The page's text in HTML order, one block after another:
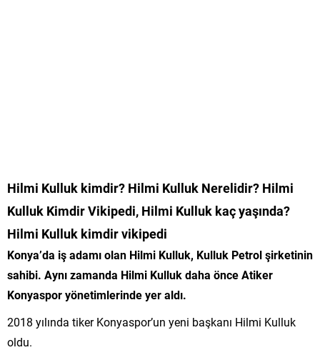
Hilmi Kulluk kimdir? Hilmi Kulluk Nerelidir? Hilmi
Kulluk Kimdir Vikipedi, Hilmi Kulluk kaç yaşında?
Hilmi Kulluk kimdir vikipedi
Konya’da iş adamı olan Hilmi Kulluk, Kulluk Petrol şirketinin
sahibi. Aynı zamanda Hilmi Kulluk daha önce Atiker
Konyaspor yönetimlerinde yer aldı.
2018 yılında tiker Konyaspor’un yeni başkanı Hilmi Kulluk
oldu.